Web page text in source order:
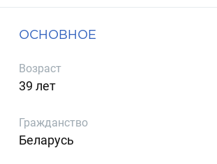
ОСНОВНОЕ
Возраст
39 лет
Гражданство
Беларусь